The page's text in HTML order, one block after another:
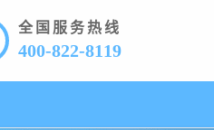
全国服务热线
400-822-8119